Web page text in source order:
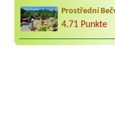
Prostřední
4.71 Punkte